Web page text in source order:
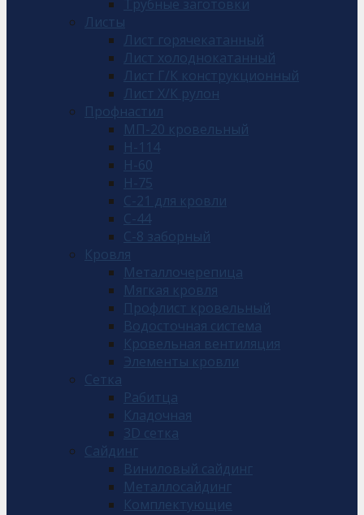
Трубные заготовки
Листы
Лист горячекатанный
Лист холоднокатанный
Лист Г/К конструкционный
Лист Х/К рулон
Профнастил
МП-20 кровельный
Н-114
Н-60
Н-75
С-21 для кровли
С-44
С-8 заборный
Кровля
Металлочерепица
Мягкая кровля
Профлист кровельный
Водосточная система
Кровельная вентиляция
Элементы кровли
Сетка
Рабитца
Кладочная
3D сетка
Сайдинг
Виниловый сайдинг
Металлосайдинг
Комплектующие